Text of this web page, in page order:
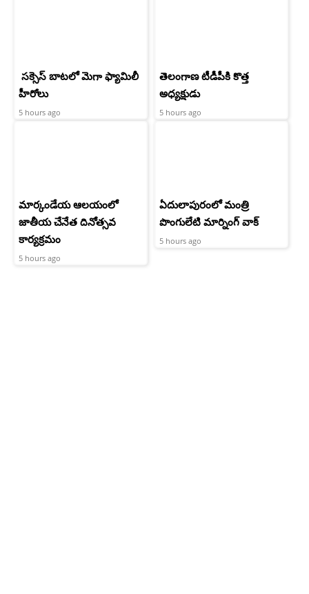
సక్సెస్ బాటలో మెగా ఫ్యామిలీ
హీరోలు
5 hours ago
తెలంగాణ టీడీపీకి కొత్త
అధ్యక్షుడు
5 hours ago
మార్కండేయ ఆలయంలో
జాతీయ చేనేత దినోత్సవ
కార్యక్రమం
5 hours ago
ఏదులాపురంలో మంత్రి
పొంగులేటి మార్నింగ్ వాక్
5 hours ago